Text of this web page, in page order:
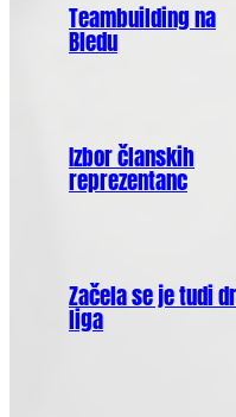
Teambuilding na
Bledu
Izbor članskih
reprezentanc
Začela se je tudi
liga